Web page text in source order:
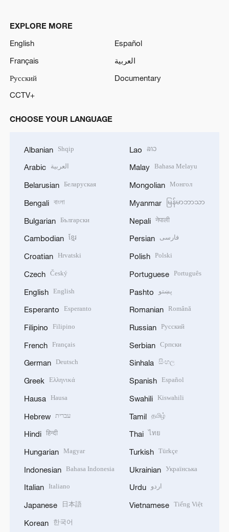
EXPLORE MORE
English
Español
Français
العربية
Русский
Documentary
CCTV+
CHOOSE YOUR LANGUAGE
Albanian Shqip
Arabic العربية
Belarusian Беларуская
Bengali বাংলা
Bulgarian Български
Cambodian ខ្មែរ
Croatian Hrvatski
Czech Český
English English
Esperanto Esperanto
Filipino Filipino
French Français
German Deutsch
Greek Ελληνικά
Hausa Hausa
Hebrew עברית
Hindi हिन्दी
Hungarian Magyar
Indonesian Bahasa Indonesia
Italian Italiano
Japanese 日本語
Korean 한국어
Lao ລາວ
Malay Bahasa Melayu
Mongolian Монгол
Myanmar မြန်မာဘာသာ
Nepali नेपाली
Persian فارسی
Polish Polski
Portuguese Português
Pashto پښتو
Romanian Română
Russian Русский
Serbian Српски
Sinhala සිංහල
Spanish Español
Swahili Kiswahili
Tamil தமிழ்
Thai ไทย
Turkish Türkçe
Ukrainian Українська
Urdu اردو
Vietnamese Tiếng Việt